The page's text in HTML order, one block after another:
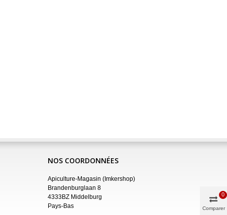
NOS COORDONNÉES
Apiculture-Magasin (Imkershop)
Brandenburglaan 8
4333BZ Middelburg
Pays-Bas
Comparer
0